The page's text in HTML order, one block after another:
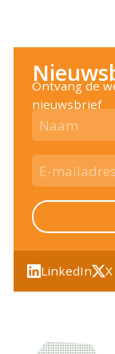
Ontvang de
nieuwsbrief
LinkedIn X